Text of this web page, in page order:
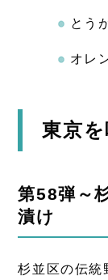
とう
オレ
東京
第58弾～
漬け
杉並区の伝統